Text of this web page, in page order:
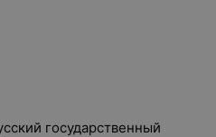
государственный